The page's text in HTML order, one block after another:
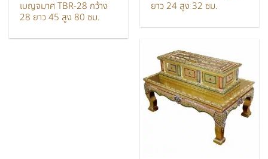
เบญจมาศ TBR-28 กว้าง
28 ยาว 45 สูง 80 ซม.
ยาว 24 สูง 32 ซม.